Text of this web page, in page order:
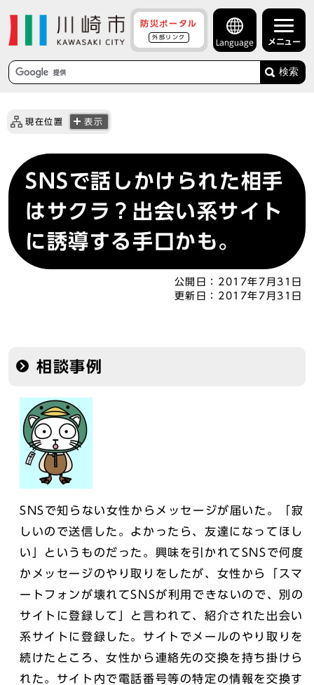
防災ポータル
外部リンク
Language メニュー
検索
現在位置 表示
SNSで話しかけられた相手
はサクラ？出会い系サイト
に誘導する手口かも。
公開日： 2017年7月31日
更新日： 2017年7月31日
相談事例
SNSで知らない女性からメッセージが届いた。「寂
しいので送信した。よかったら、友達になってほし
い」というものだった。興味を引かれてSNSで何度
かメッセージのやり取りをしたが、女性から「スマ
ートフォンが壊れてSNSが利用できないので、別の
サイトに登録して」と言われて、紹介された出会い
系サイトに登録した。サイトでメールのやり取りを
続けたところ、女性から連絡先の交換を持ち掛けら
れた。サイト内で電話番号等の特定の情報を交換す